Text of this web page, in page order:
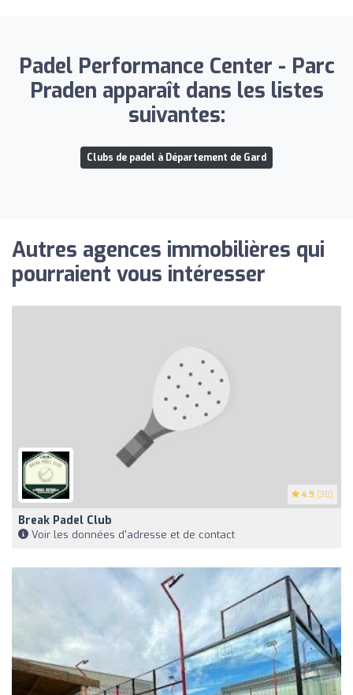
Padel Performance Center - Parc
Praden apparaît dans les listes
suivantes:
Clubs de padel à Département de Gard
Autres agences immobilières qui
pourraient vous intéresser
4.9 (30)
Break Padel Club
Voir les données d'adresse et de contact